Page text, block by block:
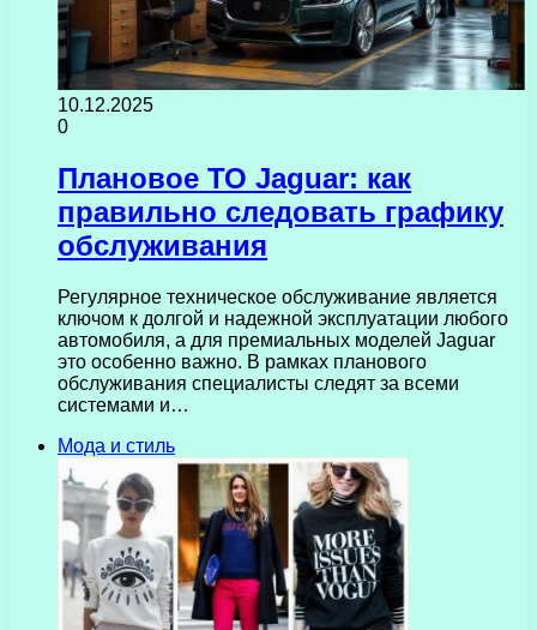
10.12.2025
0
Плановое ТО Jaguar: как
правильно следовать графику
обслуживания
Регулярное техническое обслуживание является
ключом к долгой и надежной эксплуатации любого
автомобиля, а для премиальных моделей Jaguar
это особенно важно. В рамках планового
обслуживания специалисты следят за всеми
системами и…
Мода и стиль